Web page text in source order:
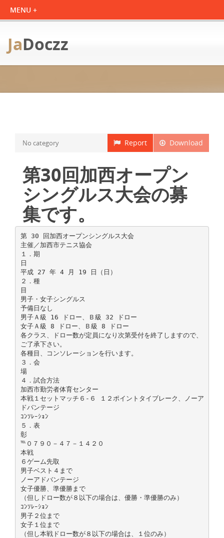
JaDoczz
Download
Report
No category
第30回加西オープン
シングルス大会の募
集です。
第 30 回加西オープンシングルス大会
主催／加西市テニス協会
１．期
日
平成 27 年 4 月 19 日（日）
２．種
目
男子・女子シングルス
予備日なし
男子Ａ級 16 ドロー、Ｂ級 32 ドロー
女子Ａ級 8 ドロー、Ｂ級 8 ドロー
各クラス、ドロー数が定員になり次第受付を終了しますので、
ご了承下さい。
各種目、コンソレーションを行います。
３．会
場
４．試合方法
加西市勤労者体育センター
本戦１セットマッチ６-６ １２ポイントタイブレーク、ノーア
ドバンテージ
ｺﾝｿﾚｰｼｮﾝ
５．表
彰
℡０７９０－４７－１４２０
本戦
６ゲーム先取
男子ベスト４まで
ノーアドバンテージ
女子優勝、準優勝まで
（但しドロー数が８以下の場合は、優勝・準優勝のみ）
ｺﾝｿﾚｰｼｮﾝ
男子２位まで
女子１位まで
（但し本戦ドロー数が８以下の場合は、１位のみ）